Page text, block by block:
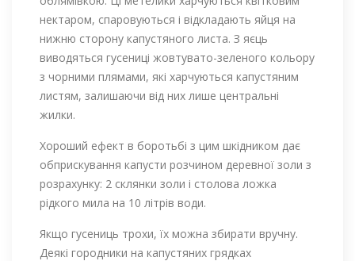
нектаром, спаровуються і відкладають яйця на
нижню сторону капустяного листа. З яєць
виводяться гусениці жовтувато-зеленого кольору
з чорними плямами, які харчуються капустяним
листям, залишаючи від них лише центральні
жилки.
Хороший ефект в боротьбі з цим шкідником дає
обприскування капусти розчином деревної золи з
розрахунку: 2 склянки золи і столова ложка
рідкого мила на 10 літрів води.
Якщо гусениць трохи, їх можна збирати вручну.
Деякі городники на капустяних грядках